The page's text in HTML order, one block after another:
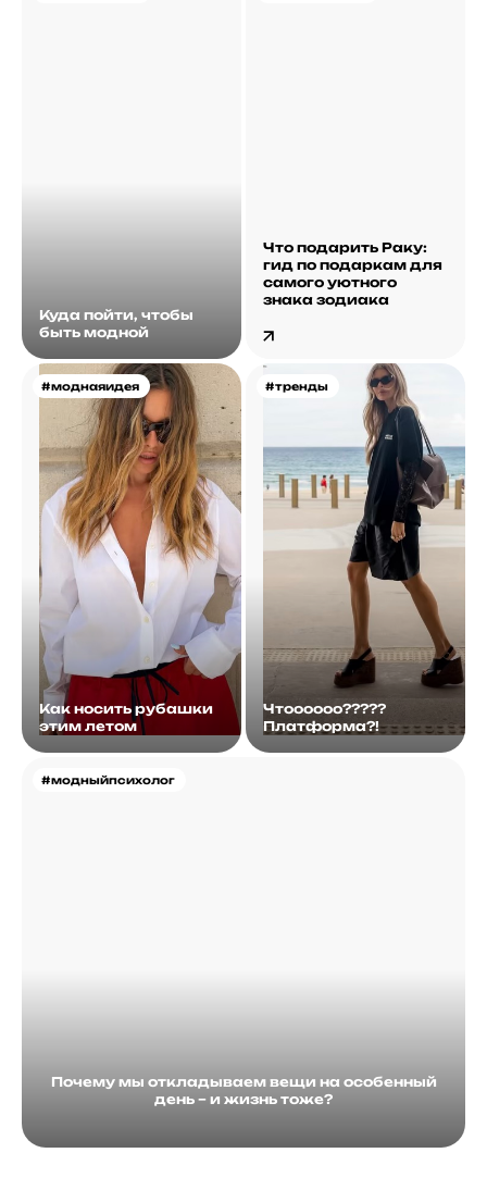
Куда пойти, чтобы
быть модной
Что подарить Раку:
гид по подаркам для
самого уютного
знака зодиака
#моднаяидея
Как носить рубашки
этим летом
#тренды
Чтоооооо?????
Платформа?!
#модныйпсихолог
Почему мы откладываем вещи на особенный
день – и жизнь тоже?